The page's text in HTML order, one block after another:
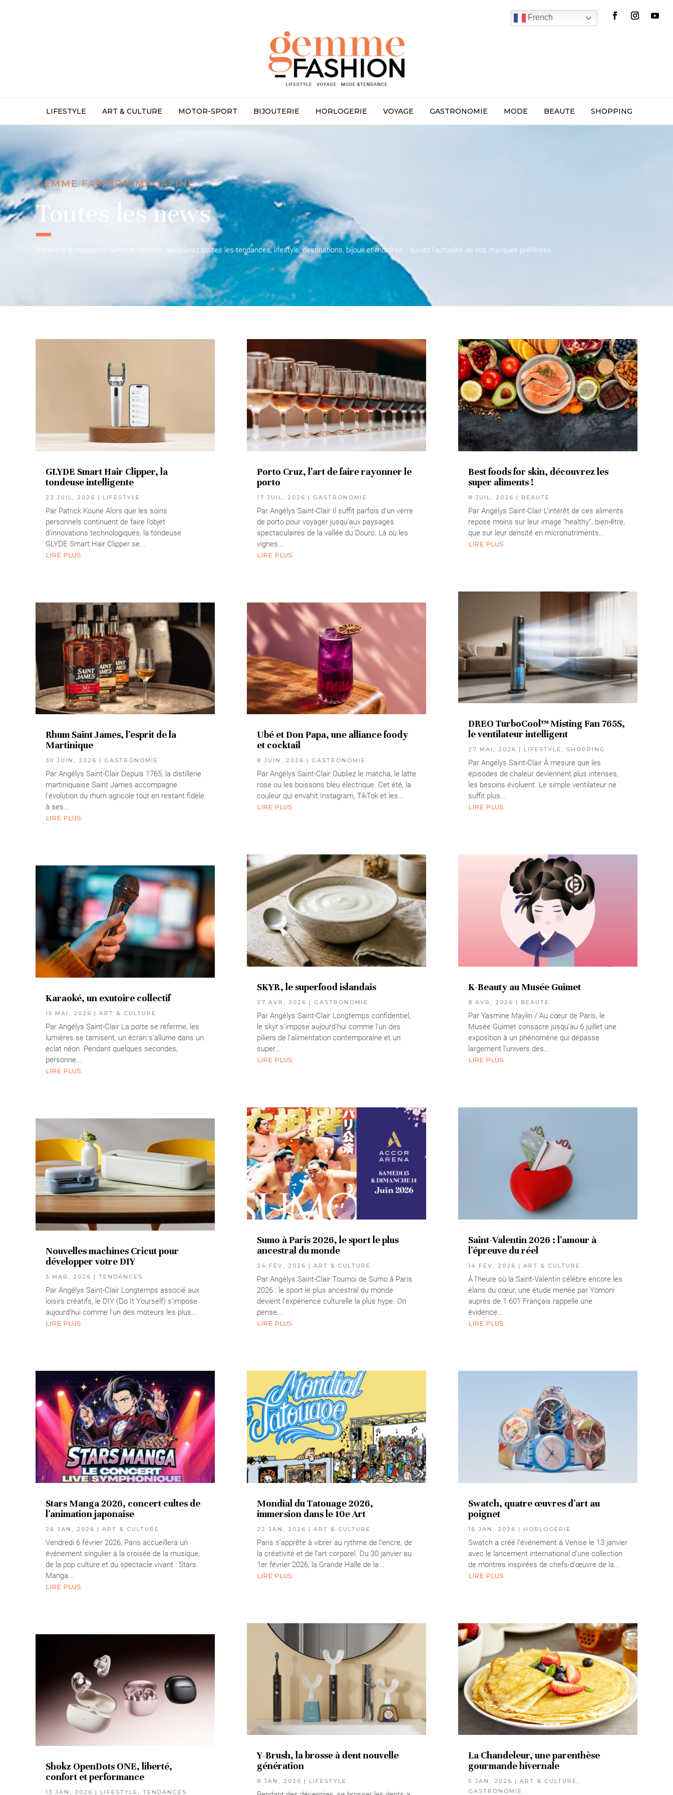
French
LIFESTYLE ART & CULTURE MOTOR-SPORT BIJOUTERIE HORLOGERIE VOYAGE GASTRONOMIE MODE BEAUTE SHOPPING
GEMME FASHION MAGAZINE
Toutes les news
A travers le magazine Gemme Fashion, découvrez toutes les tendances, lifestyle, destinations, bijoux et montres… suivez l’actualité de vos marques préférées.
GLYDE Smart Hair Clipper, la
tondeuse intelligente
23 JUIL, 2026 | LIFESTYLE
Par Patrick Koune Alors que les soins
personnels continuent de faire l’objet
d’innovations technologiques, la tondeuse
GLYDE Smart Hair Clipper se...
LIRE PLUS
Rhum Saint James, l’esprit de la
Martinique
30 JUIN, 2026 | GASTRONOMIE
Par Angélys Saint-Clair Depuis 1765, la distillerie
martiniquaise Saint James accompagne
l'évolution du rhum agricole tout en restant fidèle
à ses...
LIRE PLUS
Karaoké, un exutoire collectif
15 MAI, 2026 | ART & CULTURE
Par Angélys Saint-Clair La porte se referme, les
lumières se tamisent, un écran s’allume dans un
éclat néon. Pendant quelques secondes,
personne...
LIRE PLUS
Nouvelles machines Cricut pour
développer votre DIY
3 MAR, 2026 | TENDANCES
Par Angélys Saint-Clair Longtemps associé aux
loisirs créatifs, le DIY (Do It Yourself) s’impose
aujourd’hui comme l’un des moteurs les plus...
LIRE PLUS
Stars Manga 2026, concert cultes de
l’animation japonaise
26 JAN, 2026 | ART & CULTURE
Vendredi 6 février 2026, Paris accueillera un
événement singulier à la croisée de la musique,
de la pop culture et du spectacle vivant : Stars
Manga...
LIRE PLUS
Shokz OpenDots ONE, liberté,
confort et performance
13 JAN, 2026 | LIFESTYLE , TENDANCES
Porto Cruz, l’art de faire rayonner le
porto
17 JUIL, 2026 | GASTRONOMIE
Par Angélys Saint-Clair Il suffit parfois d'un verre
de porto pour voyager jusqu'aux paysages
spectaculaires de la vallée du Douro. Là où les
vignes...
LIRE PLUS
Ubé et Don Papa, une alliance foody
et cocktail
8 JUIN, 2026 | GASTRONOMIE
Par Angélys Saint-Clair Oubliez le matcha, le latte
rose ou les boissons bleu électrique. Cet été, la
couleur qui envahit Instagram, TikTok et les...
LIRE PLUS
SKYR, le superfood islandais
27 AVR, 2026 | GASTRONOMIE
Par Angélys Saint-Clair Longtemps confidentiel,
le skyr s’impose aujourd’hui comme l’un des
piliers de l’alimentation contemporaine et un
super...
LIRE PLUS
Sumo à Paris 2026, le sport le plus
ancestral du monde
24 FÉV, 2026 | ART & CULTURE
Par Angélys Saint-Clair Tournoi de Sumo à Paris
2026 : le sport le plus ancestral du monde
devient l’expérience culturelle la plus hype. On
pense...
LIRE PLUS
Mondial du Tatouage 2026,
immersion dans le 10e Art
22 JAN, 2026 | ART & CULTURE
Paris s’apprête à vibrer au rythme de l’encre, de
la créativité et de l’art corporel. Du 30 janvier au
1er février 2026, la Grande Halle de la...
LIRE PLUS
Y-Brush, la brosse à dent nouvelle
génération
8 JAN, 2026 | LIFESTYLE
Best foods for skin, découvrez les
super aliments !
8 JUIL, 2026 | BEAUTE
Par Angélys Saint-Clair L’intérêt de ces aliments
repose moins sur leur image “healthy”, bien-être,
que sur leur densité en micronutriments...
LIRE PLUS
DREO TurboCool™ Misting Fan 765S,
le ventilateur intelligent
27 MAI, 2026 | LIFESTYLE , SHOPPING
Par Angélys Saint-Clair À mesure que les
épisodes de chaleur deviennent plus intenses,
les besoins évoluent. Le simple ventilateur ne
suffit plus...
LIRE PLUS
K-Beauty au Musée Guimet
8 AVR, 2026 | BEAUTE
Par Yasmine Maylin / Au cœur de Paris, le
Musée Guimet consacre jusqu’au 6 juillet une
exposition à un phénomène qui dépasse
largement l’univers des...
LIRE PLUS
Saint-Valentin 2026 : l’amour à
l’épreuve du réel
14 FÉV, 2026 | ART & CULTURE
À l’heure où la Saint-Valentin célèbre encore les
élans du cœur, une étude menée par Yomoni
auprès de 1 601 Français rappelle une
évidence...
LIRE PLUS
Swatch, quatre œuvres d’art au
poignet
16 JAN, 2026 | HORLOGERIE
Swatch a créé l’événement à Venise le 13 janvier
avec le lancement international d’une collection
de montres inspirées de chefs-d’œuvre de la...
LIRE PLUS
La Chandeleur, une parenthèse
gourmande hivernale
5 JAN, 2026 | ART & CULTURE ,
GASTRONOMIE